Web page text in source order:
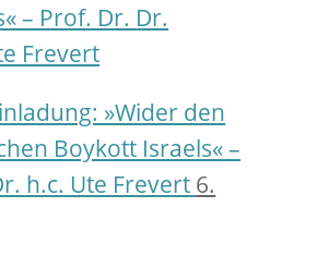
»Wider den
Boykott Israels« –
h.c. Ute Frevert 6.